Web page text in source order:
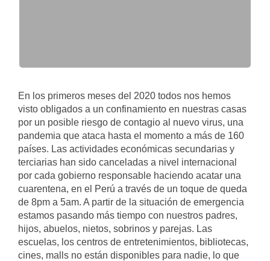
En los primeros meses del 2020 todos nos hemos
visto obligados a un confinamiento en nuestras casas
por un posible riesgo de contagio al nuevo virus, una
pandemia que ataca hasta el momento a más de 160
países. Las actividades económicas secundarias y
terciarias han sido canceladas a nivel internacional
por cada gobierno responsable haciendo acatar una
cuarentena, en el Perú a través de un toque de queda
de 8pm a 5am. A partir de la situación de emergencia
estamos pasando más tiempo con nuestros padres,
hijos, abuelos, nietos, sobrinos y parejas. Las
escuelas, los centros de entretenimientos, bibliotecas,
cines, malls no están disponibles para nadie, lo que